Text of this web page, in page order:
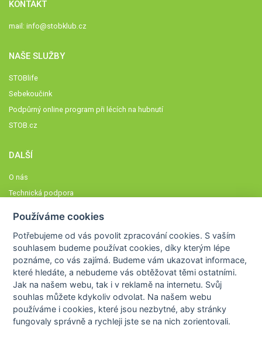
KONTAKT
mail: info@stobklub.cz
NAŠE SLUŽBY
STOBlife
Sebekoučink
Podpůrný online program při lécích na hubnutí
STOB.cz
DALŠÍ
O nás
Technická podpora
Členové STOBklubu
Zásady nakládání s osobními údaji
Otestujte se
Spočítejte si
Výzva 52
Používáme cookies
Potřebujeme od vás povolit zpracování cookies. S vaším
souhlasem budeme používat cookies, díky kterým lépe
poznáme,co vás zajímá. Budeme vám ukazovat informace,
které hledáte, a nebudeme vás obtěžovat těmi ostatními.
Jak na našem webu, tak i v reklamě na internetu. Svůj
souhlas můžete kdykoliv odvolat. Na našem webu
používáme i cookies, které jsou nezbytné, aby stránky
fungovaly správně a rychleji jste se na nich zorientovali.